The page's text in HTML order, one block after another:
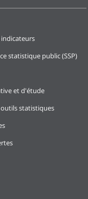
statistique public (SSP)
et d'étude
statistiques